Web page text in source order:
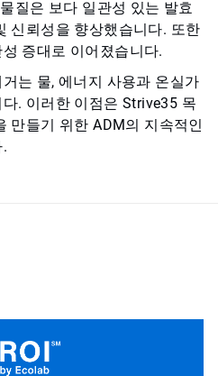
질은 보다 일관성 있는 발효
신뢰성을 향상했습니다. 또한
증대로 이어졌습니다.
는 물, 에너지 사용과 온실가
. 이러한 이점은 Strive35 목
만들기 위한 ADM의 지속적인